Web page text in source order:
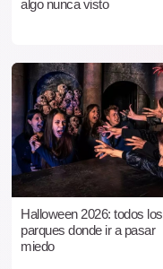
algo nunca visto
Halloween 2026: todos los
parques donde ir a pasar
miedo